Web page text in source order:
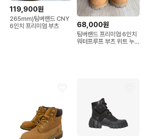
119,900원
265mm)팀버랜드 CNY
6인치 프리미엄 부츠
68,000원
팀버랜드 프리미엄 6인치
워터프루프 부츠 위트 누